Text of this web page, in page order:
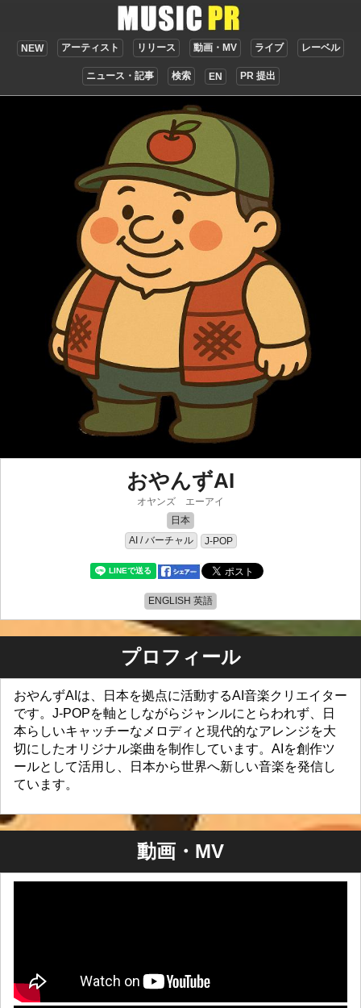
NEW アーティスト リリース 動画・MV ライブ レーベル
ニュース・記事 検索 EN PR 提出
おやんずAI
オヤンズ エーアイ
日本
AI / バーチャル
J-POP
ENGLISH 英語
プロフィール
おやんずAIは、日本を拠点に活動するAI音楽クリエイター
です。J-POPを軸としながらジャンルにとらわれず、日
本らしいキャッチーなメロディと現代的なアレンジを大
切にしたオリジナル楽曲を制作しています。AIを創作ツ
ールとして活用し、日本から世界へ新しい音楽を発信し
ています。
動画・MV